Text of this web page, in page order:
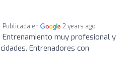
Publicada en 2 years ago
Entrenamiento muy profesional y
Entrenadores con